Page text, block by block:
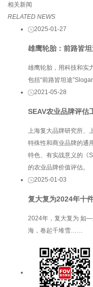
相关新闻
RELATED NEWS
2025-01-27
雄鹰轮胎：前路皆
雄鹰轮胎，用科技和实
包括“前路皆坦途
2021-05-28
SEAV农业品牌评估
上海复大品牌研究所、
特殊性和商业品牌的通
特色、有实战意义的《
的农业品牌价值评估。
2025-01-03
复大复为2024年十
2024年，复大复为 如—
海，卷起千堆雪……
服务
品牌
企业